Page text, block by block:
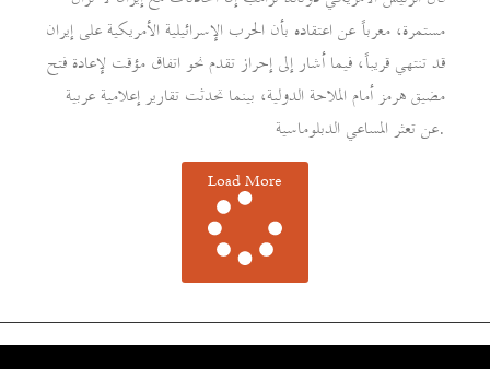
مستمرة، معرباً عن اعتقاده بأن الحرب الإسرائيلية الأمريكية على إيران
قد تنتهي قريباً، فيما أشار إلى إحراز تقدم نحو اتفاق مؤقت لإعادة فتح
مضيق هرمز أمام الملاحة الدولية، بينما تحدثت تقارير إعلامية عربية
عن تعثر المساعي الدبلوماسية.
Load More